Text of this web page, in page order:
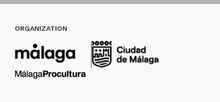
ORGANIZATION